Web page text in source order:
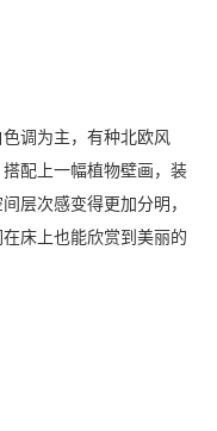
调为主，有种北欧风
配上一幅植物壁画，装
层次感变得更加分明，
床上也能欣赏到美丽的